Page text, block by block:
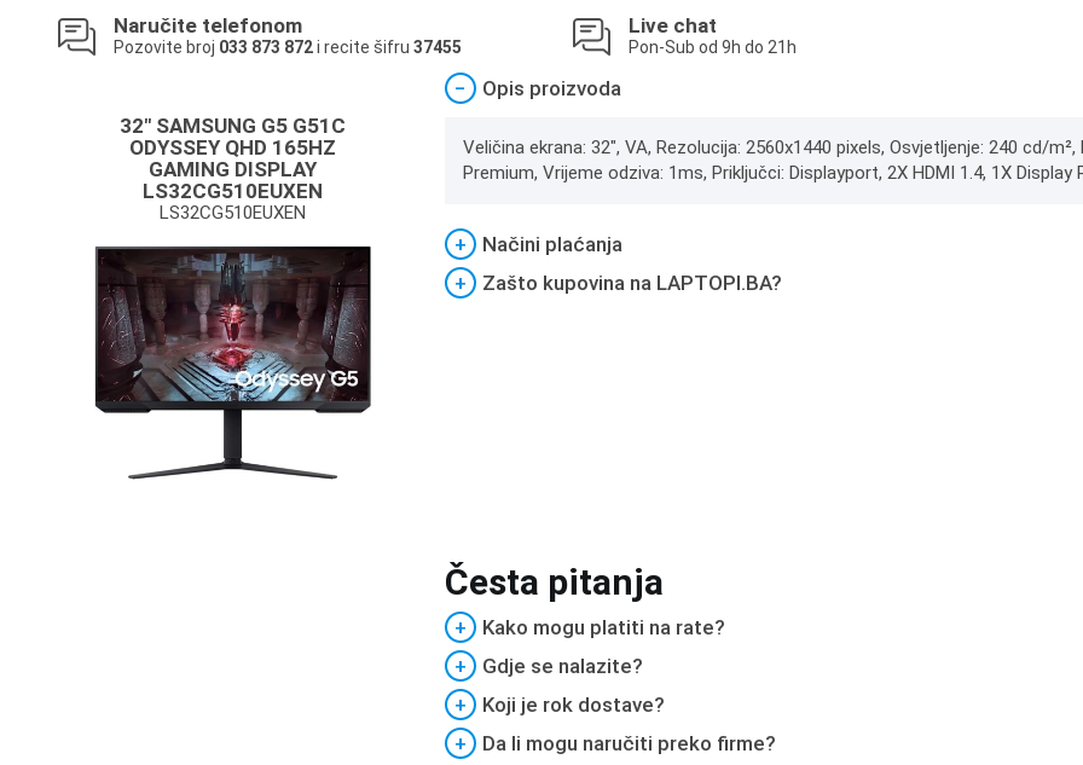
Naručite telefonom
Pozovite broj 033 873 872i recite šifru 37455
Live chat
Pon-Sub od 9h do 21h
32" SAMSUNG G5 G51C
ODYSSEY QHD 165HZ
GAMING DISPLAY
LS32CG510EUXEN
LS32CG510EUXEN
− Opis proizvoda
Veličina ekrana: 32", VA, Rezolucija: 2560x1440 pixels, Osvjetljenje: 240 cd/
Premium, Vrijeme odziva: 1ms, Priključci: Displayport, 2X HDMI 1.4, 1X
+
Načini plaćanja
+
Zašto kupovina na LAPTOPI.BA?
Česta pitanja
+
Kako mogu platiti na rate?
+
Gdje se nalazite?
+
Koji je rok dostave?
+
Da li mogu naručiti preko firme?